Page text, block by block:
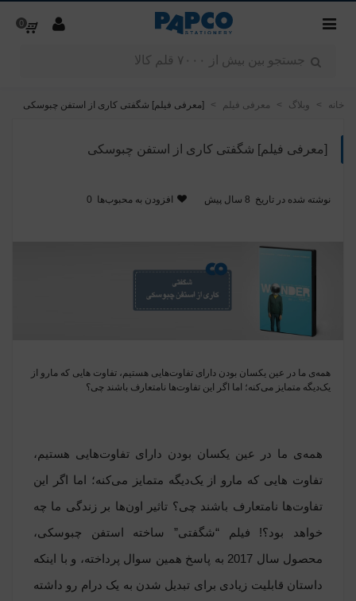
0
خانه > وبلاگ > معرفی فیلم > [معرفی فیلم] شگفتی کاری از استفن چبوسکی
[معرفی فیلم] شگفتی کاری از استفن چبوسکی
نوشته شده در تاریخ 8 سال پیش افزودن به محبوب‌ها 0
همه‌‌ی ما در عین یکسان بودن دارای تفاوت‌هایی هستیم، تفاوت هایی که مارو از
یک‌دیگه متمایز می‌کنه؛ اما اگر این تفاوت‌ها نامتعارف باشند چی؟
همه‌‌ی ما در عین یکسان بودن دارای تفاوت‌هایی هستیم،
تفاوت هایی که مارو از یک‌دیگه متمایز می‌کنه؛ اما اگر این
تفاوت‌ها نامتعارف باشند چی؟ تاثیر اون‌ها بر زندگی ما چه
خواهد بود؟! فیلم “شگفتی” ساخته استفن چبوسکی،
محصول سال 2017 به پاسخ همین سوال پرداخته، و با اینکه
داستان قابلیت زیادی برای تبدیل شدن به یک درام رو داشته